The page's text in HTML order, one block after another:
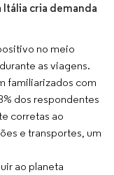
cria demanda
no meio
as viagens.
familiarizados com
dos respondentes
corretas ao
e transportes, um
ao planeta